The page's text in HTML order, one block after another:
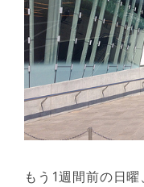
もう1週間前の日